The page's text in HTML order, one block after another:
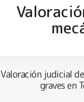
Valoración judicial
graves en